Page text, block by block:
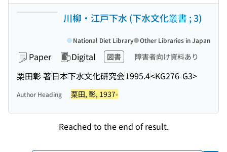
川柳・江戸下水 (下水文化叢書 ; 3)
Paper Digital 図書 障害者向け資料あり
栗田彰 著日本下水文化研究会1995.4<KG276-G3>
National Diet Library Other Libraries in Japan
Author Heading 栗田, 彰, 1937-
Reached to the end of result.